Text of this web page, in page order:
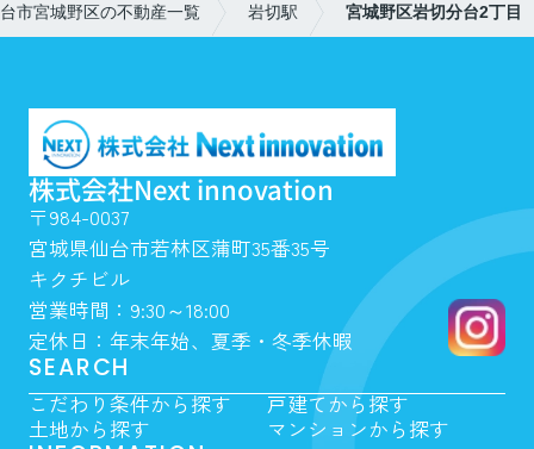
市宮城野区の不動産一覧 岩切駅 宮城野区岩切分台2丁目
株式会社Next innovation
〒984-0037
宮城県仙台市若林区蒲町35番35号
キクチビル
営業時間：9:30～18:00
定休日：年末年始、夏季・冬季休暇
SEARCH
こだわり条件から探す
戸建てから探す
土地から探す
マンションから探す